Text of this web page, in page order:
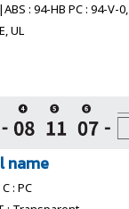
: 94-HB PC : 94-V-0,
UL
name
: PC